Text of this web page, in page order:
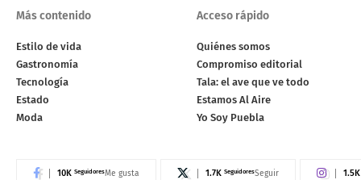
Más contenido
Estilo de vida
Gastronomía
Tecnología
Estado
Moda
Acceso rápido
Quiénes somos
Compromiso editorial
Tala: el ave que ve todo
Estamos Al Aire
Yo Soy Puebla
10K SeguidoresMe gusta 1.7K SeguidoresSeguir 1.5K